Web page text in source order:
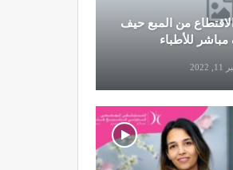
من المبع حيف
للأطباء